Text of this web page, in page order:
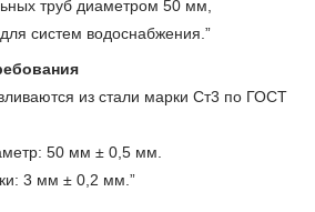
труб диаметром 50 мм,
систем водоснабжения.”
из стали марки Ст3 по ГОСТ
50 мм ± 0,5 мм.
3 мм ± 0,2 мм.”